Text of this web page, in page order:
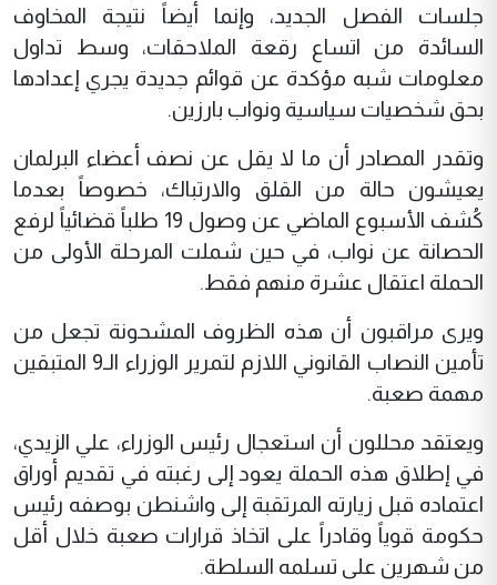
جلسات الفصل الجديد، وإنما أيضاً نتيجة المخاوف
السائدة من اتساع رقعة الملاحقات، وسط تداول
معلومات شبه مؤكدة عن قوائم جديدة يجري إعدادها
بحق شخصيات سياسية ونواب بارزين.
وتقدر المصادر أن ما لا يقل عن نصف أعضاء البرلمان
يعيشون حالة من القلق والارتباك، خصوصاً بعدما
كُشف الأسبوع الماضي عن وصول 19 طلباً قضائياً لرفع
الحصانة عن نواب، في حين شملت المرحلة الأولى من
الحملة اعتقال عشرة منهم فقط.
ويرى مراقبون أن هذه الظروف المشحونة تجعل من
تأمين النصاب القانوني اللازم لتمرير الوزراء الـ9 المتبقين
مهمة صعبة.
ويعتقد محللون أن استعجال رئيس الوزراء، علي الزيدي،
في إطلاق هذه الحملة يعود إلى رغبته في تقديم أوراق
اعتماده قبل زيارته المرتقبة إلى واشنطن بوصفه رئيس
حكومة قوياً وقادراً على اتخاذ قرارات صعبة خلال أقل
من شهرين على تسلمه السلطة.